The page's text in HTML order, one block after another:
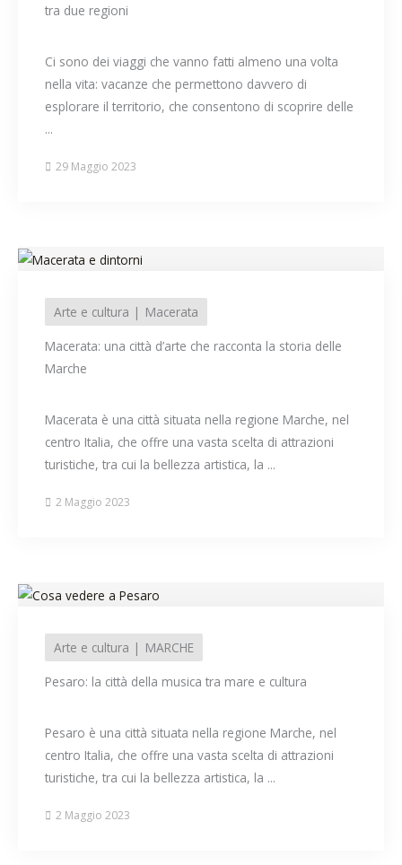
tra due regioni
Ci sono dei viaggi che vanno fatti almeno una volta
nella vita: vacanze che permettono davvero di
esplorare il territorio, che consentono di scoprire delle
...
29 Maggio 2023
Arte e cultura
Macerata
Macerata: una città d’arte che racconta la storia delle
Marche
Macerata è una città situata nella regione Marche, nel
centro Italia, che offre una vasta scelta di attrazioni
turistiche, tra cui la bellezza artistica, la ...
2 Maggio 2023
Arte e cultura
MARCHE
Pesaro: la città della musica tra mare e cultura
Pesaro è una città situata nella regione Marche, nel
centro Italia, che offre una vasta scelta di attrazioni
turistiche, tra cui la bellezza artistica, la ...
2 Maggio 2023